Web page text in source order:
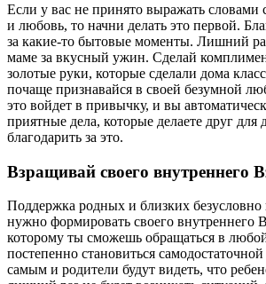
Если у вас не принято выражать словами
и любовь, то начни делать это первой.
за какие-то бытовые моменты. Лишний
маме за вкусный ужин. Сделай
золотые руки, которые сделали дома
почаще признавайся в своей безумной
это войдет в привычку, и вы
приятные дела, которые делаете друг
благодарить за это.
Взращивай своего внутреннего
Поддержка родных и близких
нужно формировать своего внутреннего
которому ты сможешь обращаться в
постепенно становиться
самым и родители будут видеть, что